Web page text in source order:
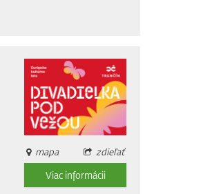
mapa
zdieľať
Viac informácii